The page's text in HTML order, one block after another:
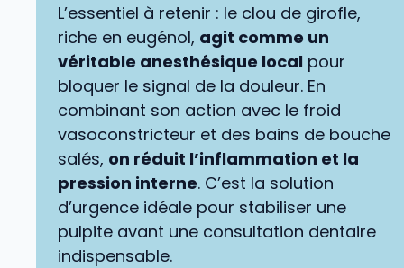
L’essentiel à retenir : le clou de girofle,
riche en eugénol, agit comme un
véritable anesthésique local pour
bloquer le signal de la douleur. En
combinant son action avec le froid
vasoconstricteur et des bains de bouche
salés, on réduit l’inflammation et la
pression interne. C’est la solution
d’urgence idéale pour stabiliser une
pulpite avant une consultation dentaire
indispensable.